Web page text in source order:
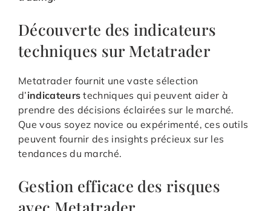
Découverte des indicateurs
techniques sur Metatrader
Metatrader fournit une vaste sélection
d’indicateurs techniques qui peuvent aider à
prendre des décisions éclairées sur le marché.
Que vous soyez novice ou expérimenté, ces outils
peuvent fournir des insights précieux sur les
tendances du marché.
Gestion efficace des risques
avec Metatrader